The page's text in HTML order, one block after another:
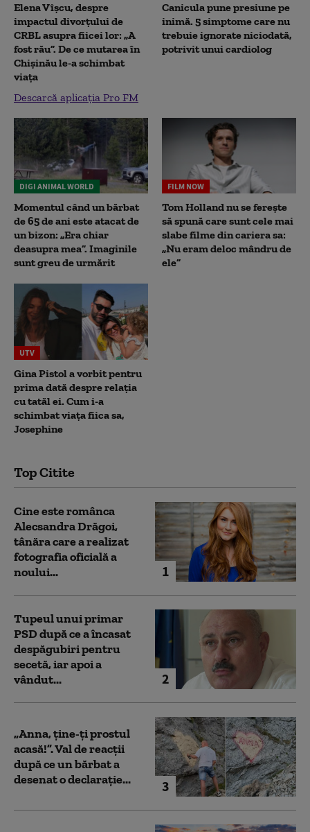
Elena Vîșcu, despre
impactul divorțului de
CRBL asupra fiicei lor: „A
fost rău”. De ce mutarea în
Chișinău le-a schimbat
viața
Descarcă aplicația Pro FM
Canicula pune presiune pe
inimă. 5 simptome care nu
trebuie ignorate niciodată,
potrivit unui cardiolog
DIGI ANIMAL WORLD
Momentul când un bărbat
de 65 de ani este atacat de
un bizon: „Era chiar
deasupra mea”. Imaginile
sunt greu de urmărit
FILM NOW
Tom Holland nu se ferește
să spună care sunt cele mai
slabe filme din cariera sa:
„Nu eram deloc mândru de
ele”
UTV
Gina Pistol a vorbit pentru
prima dată despre relația
cu tatăl ei. Cum i-a
schimbat viața fiica sa,
Josephine
Top Citite
1
Cine este românca
Alecsandra Drăgoi,
tânăra care a realizat
fotografia oficială a
noului...
2
Tupeul unui primar
PSD după ce a încasat
despăgubiri pentru
secetă, iar apoi a
vândut...
3
„Anna, ţine-ţi prostul
acasă!”. Val de reacții
după ce un bărbat a
desenat o declarație...